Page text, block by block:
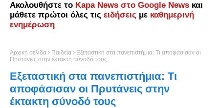
Ακολουθήστε το Kapa News στο Google News και
μάθετε πρώτοι όλες τις ειδήσεις με καθημερινή
ενημέρωση
Αρχική σελίδα Παιδεία
Εξεταστική στα πανεπιστήμια: Τι αποφάσισαν οι
Πρυτάνεις στην έκτακτη σύνοδό τους
Εξεταστική στα πανεπιστήμια: Τι
αποφάσισαν οι Πρυτάνεις στην
έκτακτη σύνοδό τους